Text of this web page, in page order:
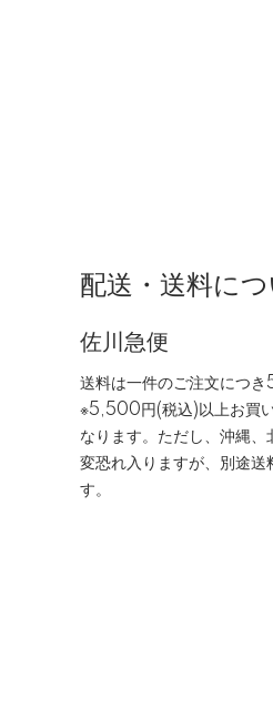
配送・送料につ
佐川急便
送料は一件のご注文につき
※5,500円(税込)以上お買
なります。ただし、沖縄
変恐れ入りますが、別途送
す。